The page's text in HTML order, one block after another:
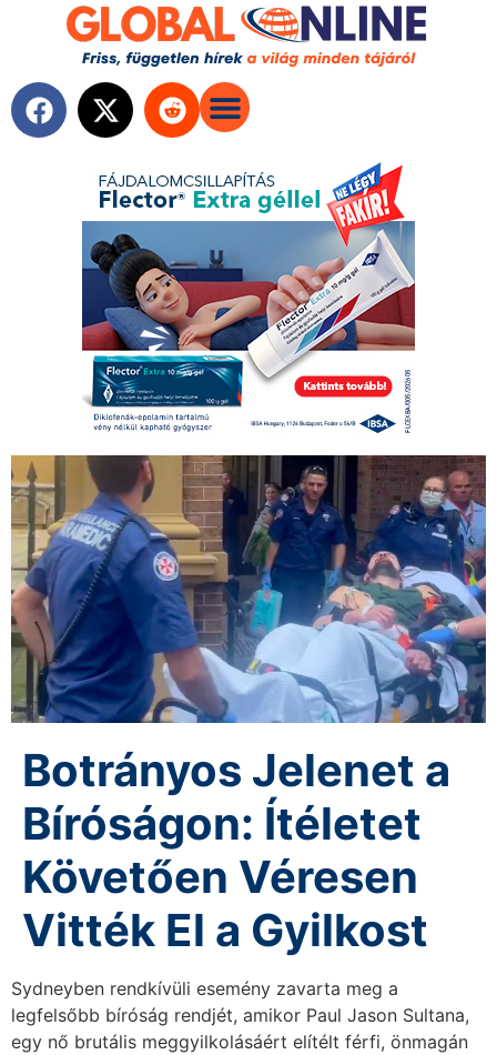
Botrányos Jelenet a
Bíróságon: Ítéletet
Követően Véresen
Vitték El a Gyilkost
Sydneyben rendkívüli esemény zavarta meg a
legfelsőbb bíróság rendjét, amikor Paul Jason Sultana,
egy nő brutális meggyilkolásáért elítélt férfi, önmagán